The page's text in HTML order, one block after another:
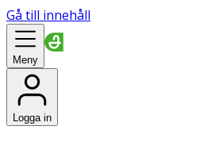
Gå till innehåll
Meny
Logga in